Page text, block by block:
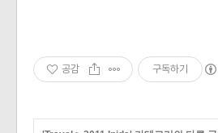
공감 구독하기